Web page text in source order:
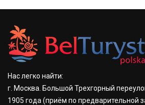
Нас легко найти:
г. Москва. Большой Трехгорный
1905 года (приём по предварительной